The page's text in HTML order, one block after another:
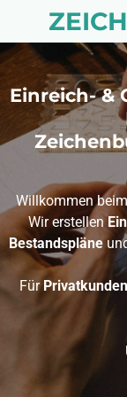
Hauptinhalt
springen
Einreich- &
Willkommen
Wir erstellen
Bestandspläne
Für